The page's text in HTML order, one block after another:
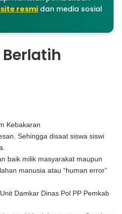
resmi dan media sosial
Kebakaran
Sehingga disaat siswa siswi
baik milik masyarakat maupun
manusia atau “human error”
Damkar Dinas Pol PP Pemkab